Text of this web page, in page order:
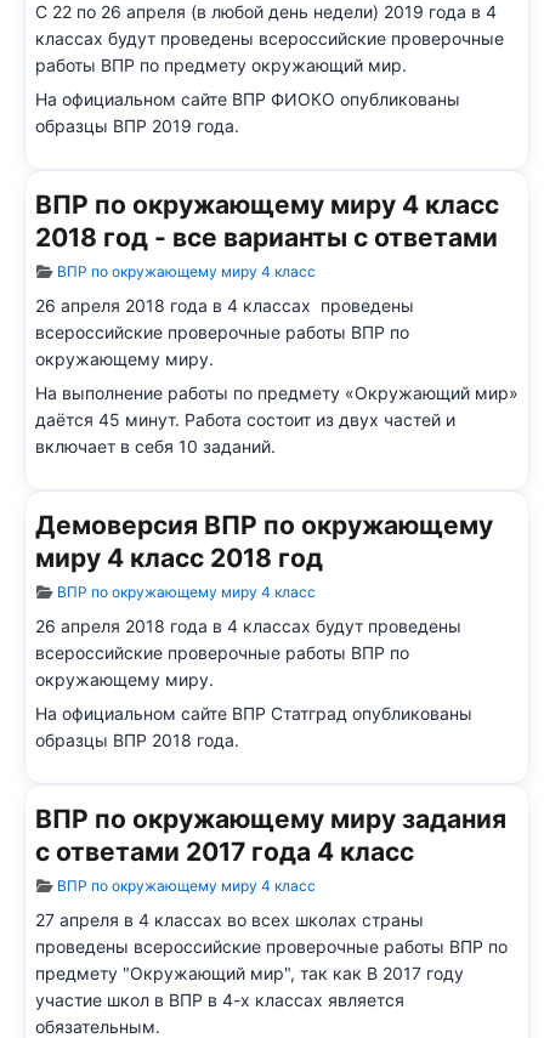
С 22 по 26 апреля (в любой день недели) 2019 года в 4
классах будут проведены всероссийские проверочные
работы ВПР по предмету окружающий мир.
На официальном сайте ВПР ФИОКО опубликованы
образцы ВПР 2019 года.
ВПР по окружающему миру 4 класс
2018 год - все варианты с ответами
Информация о материале
ВПР по окружающему миру 4 класс
26 апреля 2018 года в 4 классах проведены
всероссийские проверочные работы ВПР по
окружающему миру.
На выполнение работы по предмету «Окружающий мир»
даётся 45 минут. Работа состоит из двух частей и
включает в себя 10 заданий.
Демоверсия ВПР по окружающему
миру 4 класс 2018 год
Информация о материале
ВПР по окружающему миру 4 класс
26 апреля 2018 года в 4 классах будут проведены
всероссийские проверочные работы ВПР по
окружающему миру.
На официальном сайте ВПР Статград опубликованы
образцы ВПР 2018 года.
ВПР по окружающему миру задания
с ответами 2017 года 4 класс
Информация о материале
ВПР по окружающему миру 4 класс
27 апреля в 4 классах во всех школах страны
проведены всероссийские проверочные работы ВПР по
предмету "Окружающий мир", так как В 2017 году
участие школ в ВПР в 4-х классах является
обязательным.